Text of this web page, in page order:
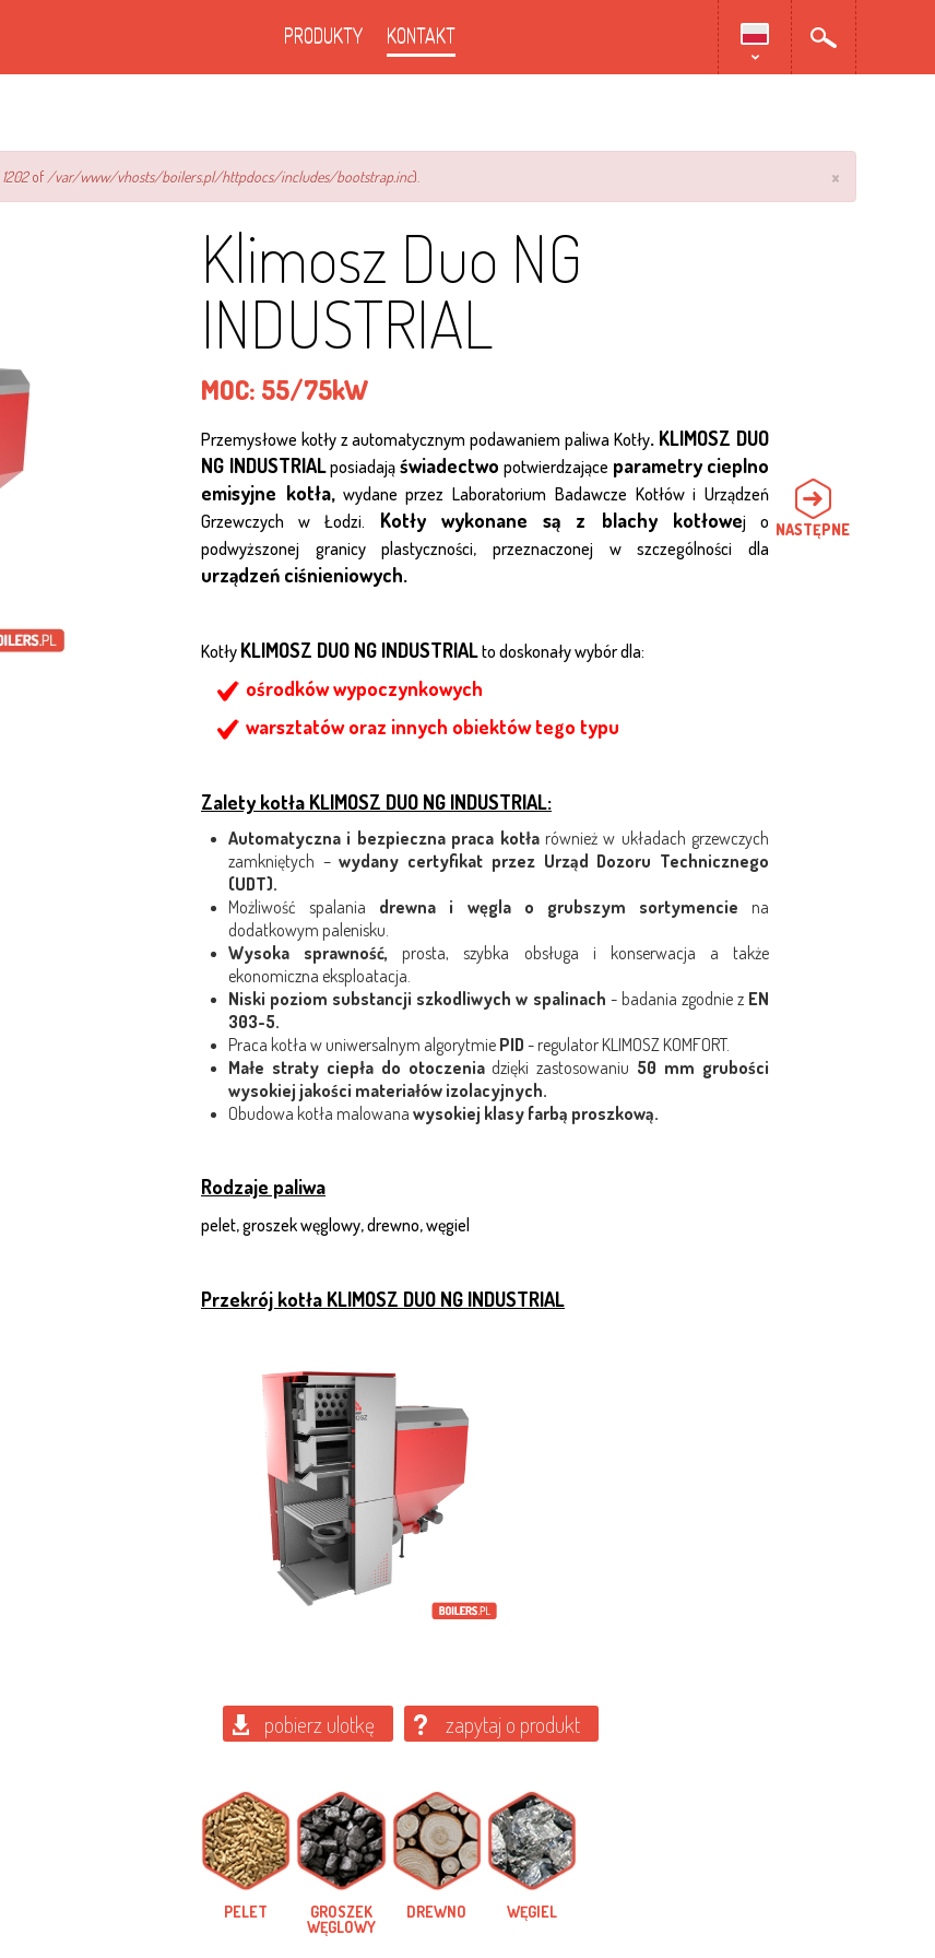
PRODUKTY KONTAKT
×
1202of/var/www/vhosts/boilers.pl/httpdocs/includes/bootstrap.inc).
Klimosz Duo NG
INDUSTRIAL
MOC: 55/75kW
Przemysłowe kotły z automatycznym podawaniem paliwa Kotły. KLIMOSZ DUO
NG INDUSTRIALposiadają świadectwo potwierdzające parametry cieplno
emisyjne kotła,wydane przez Laboratorium Badawcze Kotłów i Urządzeń
Grzewczych w Łodzi. Kotły wykonane są z blachy kotłowej o
podwyższonej granicy plastyczności, przeznaczonej w szczególności dla
urządzeń ciśnieniowych.
Kotły KLIMOSZ DUO NG INDUSTRIALto doskonały wybór dla:
ośrodków wypoczynkowych
warsztatów oraz innych obiektów tego typu
Zalety kotła KLIMOSZ DUO NG INDUSTRIAL:
Automatyczna i bezpieczna praca kotłarównież w układach grzewczych
zamkniętych –wydany certyfikat przez Urząd Dozoru Technicznego
(UDT).
Możliwość spalania drewna i węgla o grubszym sortymencie na
dodatkowym palenisku.
Wysoka sprawność, prosta, szybka obsługa i konserwacja a także
ekonomiczna eksploatacja.
Niski poziom substancji szkodliwych w spalinach - badania zgodnie z EN
303-5.
Praca kotła w uniwersalnym algorytmie PID - regulator KLIMOSZ KOMFORT.
Małe straty ciepła do otoczeniadzięki zastosowaniu 50 mm grubości
wysokiej jakości materiałów izolacyjnych.
Obudowa kotła malowana wysokiej klasy farbą proszkową.
Rodzaje paliwa
pelet, groszek węglowy, drewno, węgiel
Przekrój kotła KLIMOSZ DUO NG INDUSTRIAL
pobierz ulotkę zapytaj o produkt
PELET
GROSZEK
WĘGLOWY
DREWNO WĘGIEL
NASTĘPNE